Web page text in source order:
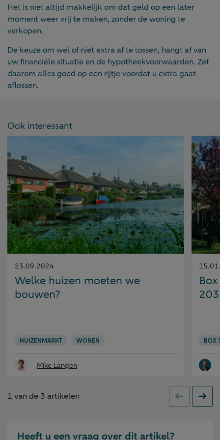
Het is niet altijd makkelijk om dat geld op een later
moment weer vrij te maken, zonder de woning te
verkopen.
De keuze om wel of niet extra af te lossen, hangt af van
uw financiële situatie en de hypotheekvoorwaarden. Zet
daarom alles goed op een rijtje voordat u extra gaat
aflossen.
Ook interessant
Gepubliceerd
op:
23.09.2024
Welke huizen moeten we
bouwen?
HUIZENMARKT WONEN
Mike Langen
op:
BOX
1 van de 3 artikelen Vorige
Heeft u een vraag over dit artikel?